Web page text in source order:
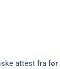
attest fra før